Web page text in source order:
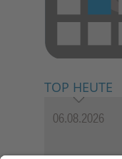
TOP HEUTE
06.08.2026